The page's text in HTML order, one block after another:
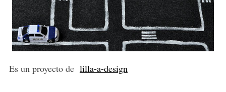
Es un proyecto de lilla-a-design